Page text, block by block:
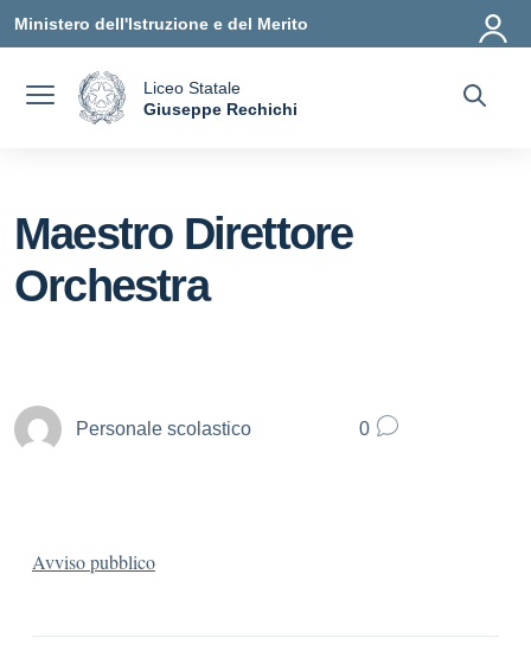
Ministero dell'Istruzione e del Merito
Liceo Statale
Giuseppe Rechichi
Maestro Direttore
Orchestra
Personale scolastico 0
Avviso pubblico